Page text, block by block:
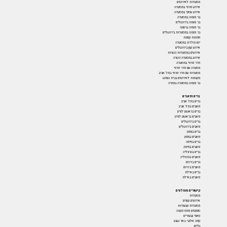
מסעדות לאירועים
אירוע פרטי במסעדה
אירוע עסקי במסעדה
בר מצווה במסעדה
בר מצווה בירושלים
בר מצווה ברעננה
בר מצווה במסעדות בירושלים
חתונות קטנות
יום הולדת במסעדה
אירוע קטן בירושלים
אירועים במסעדות כשרות
אירוע במסעדה כשרה
חדר פרטי במסעדה
מסעדה עם חדר פרטי
מסעדות עם חדר פרטי בתל אביב
מקומות לאירועים בבית שמש
בר מצווה במסעדה בנתניה
ברים ופאבים
ברים בתל אביב
פאבים בתל אביב
ברים בראשון לציון
פאבים בראשון לציון
ברים בירושלים
פאבים בירושלים
ברים בצפון
פאבים בצפון
ברים בחיפה
פאבים בחיפה
ברים בהרצליה
פאבים בהרצליה
ברים בדרום
פאבים בדרום
ברים באילת
פאבים באילת
קישורים מומלצים
מסעדות
אירועים קטנים
מסעדות טבעוניות
ספגטים פתח תקווה
טאטי גבעתיים
קפה אלנבי באר שבע
גליקו